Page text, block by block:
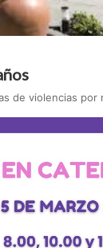
de violencias por